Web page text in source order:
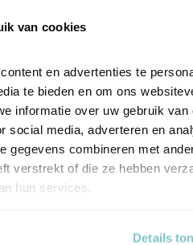
van cookies
en advertenties te
te bieden en om ons
informatie over uw gebruik van
social media, adverteren en
gegevens combineren met
verstrekt of die ze hebben
hun services.
Details